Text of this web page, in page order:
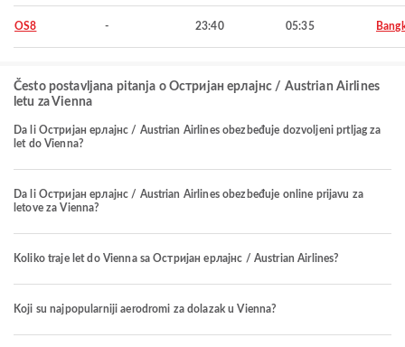
OS8 - 23:40 05:35
Često postavljana pitanja o Остријан ерлајнс / Austrian Airlines
letu za Vienna
Da li Остријан ерлајнс / Austrian Airlines obezbeđuje dozvoljeni prtljag za
let do Vienna?
Da li Остријан ерлајнс / Austrian Airlines obezbeđuje online prijavu za
letove za Vienna?
Koliko traje let do Vienna sa Остријан ерлајнс / Austrian Airlines?
Koji su najpopularniji aerodromi za dolazak u Vienna?